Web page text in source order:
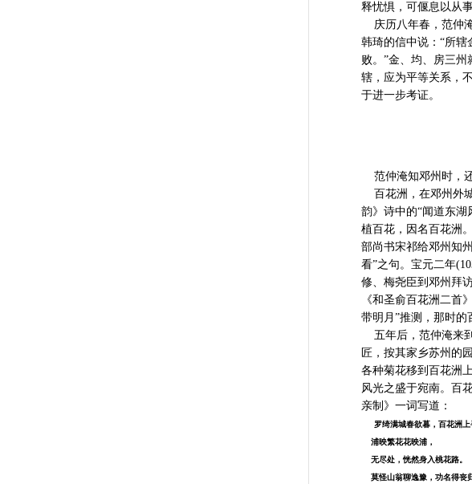
释忧惧，可偃息以从
庆历八年春，范仲
韩琦的信中说：“所
败。”金、均、房三
辖，应为平等关系，
于进一步考证。
范仲淹知邓州时，
百花洲，在邓州外
韵》诗中的“闻道东
植百花，因名百花洲
部尚书宋祁给邓州知
看”之句。宝元二年
修、梅尧臣到邓州拜
《和圣俞百花洲二首
带明月”推测，那时的
五年后，范仲淹来
匠，按其家乡苏州的
各种菊花移到百花洲
风光之盛于宛南。百
亲制》一词写道：
罗绮满城春欲暮，百花洲上
浦映繁花花映浦，
无尽处，恍然身入桃花路。
莫怪山翁聊逸豫，功名得丧